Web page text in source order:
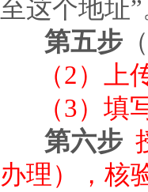
至这个地址
第五步
（2）
（3）
第六步
办理），核